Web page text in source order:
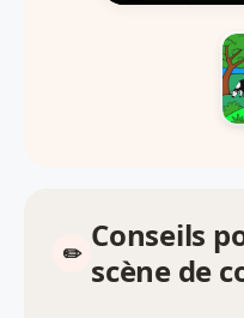
Conseils
scène de